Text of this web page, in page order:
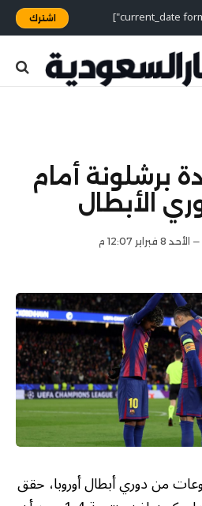
اشترك
برشلونة أمام
الأبطال
الأحد 8 فبراير 12:07 م
من دوري أبطال أوروبا، حقق